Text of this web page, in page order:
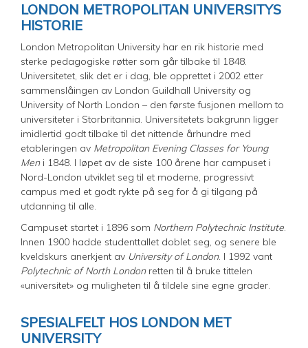
LONDON METROPOLITAN UNIVERSITYS
HISTORIE
London Metropolitan University har en rik historie med
sterke pedagogiske røtter som går tilbake til 1848.
Universitetet, slik det er i dag, ble opprettet i 2002 etter
sammenslåingen av London Guildhall University og
University of North London – den første fusjonen mellom to
universiteter i Storbritannia. Universitetets bakgrunn ligger
imidlertid godt tilbake til det nittende århundre med
etableringen av Metropolitan Evening Classes for Young
Meni 1848. I løpet av de siste 100 årene har campuset i
Nord-London utviklet seg til et moderne, progressivt
campus med et godt rykte på seg for å gi tilgang på
utdanning til alle.
Campuset startet i 1896 som Northern Polytechnic Institute.
Innen 1900 hadde studenttallet doblet seg, og senere ble
kveldskurs anerkjent av University of London. I 1992 vant
Polytechnic of North Londonretten til å bruke tittelen
«universitet» og muligheten til å tildele sine egne grader.
SPESIALFELT HOS LONDON MET
UNIVERSITY